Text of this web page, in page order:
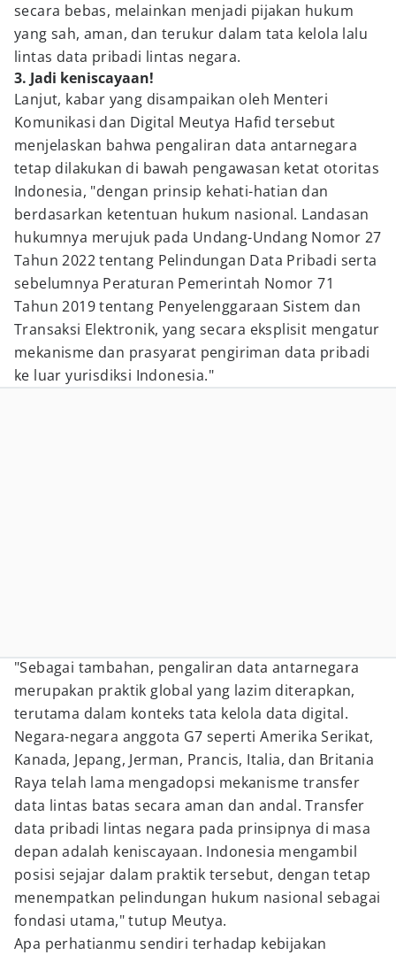
secara bebas, melainkan menjadi pijakan hukum
yang sah, aman, dan terukur dalam tata kelola lalu
lintas data pribadi lintas negara.
3. Jadi keniscayaan!
Lanjut, kabar yang disampaikan oleh Menteri
Komunikasi dan Digital Meutya Hafid tersebut
menjelaskan bahwa pengaliran data antarnegara
tetap dilakukan di bawah pengawasan ketat otoritas
Indonesia, "dengan prinsip kehati-hatian dan
berdasarkan ketentuan hukum nasional. Landasan
hukumnya merujuk pada Undang-Undang Nomor 27
Tahun 2022 tentang Pelindungan Data Pribadi serta
sebelumnya Peraturan Pemerintah Nomor 71
Tahun 2019 tentang Penyelenggaraan Sistem dan
Transaksi Elektronik, yang secara eksplisit mengatur
mekanisme dan prasyarat pengiriman data pribadi
ke luar yurisdiksi Indonesia."
"Sebagai tambahan, pengaliran data antarnegara
merupakan praktik global yang lazim diterapkan,
terutama dalam konteks tata kelola data digital.
Negara-negara anggota G7 seperti Amerika Serikat,
Kanada, Jepang, Jerman, Prancis, Italia, dan Britania
Raya telah lama mengadopsi mekanisme transfer
data lintas batas secara aman dan andal. Transfer
data pribadi lintas negara pada prinsipnya di masa
depan adalah keniscayaan. Indonesia mengambil
posisi sejajar dalam praktik tersebut, dengan tetap
menempatkan pelindungan hukum nasional sebagai
fondasi utama," tutup Meutya.
Apa perhatianmu sendiri terhadap kebijakan